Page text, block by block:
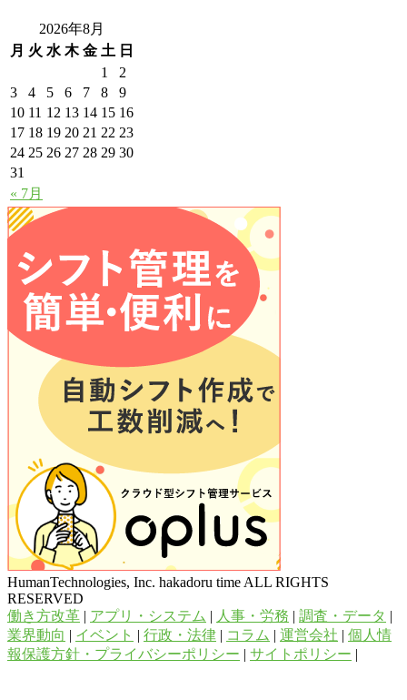
2026年8月
月 火 水 木 金 土 日
« 7月
1
2
3
4 5 6 7 8
9
10 11 12 13 14 15 16
17 18 19 20 21 22 23
24 25 26 27 28 29 30
31
HumanTechnologies, Inc. hakadoru time ALL RIGHTS
RESERVED
働き方改革 | アプリ・システム | 人事・労務 | 調査・データ |
業界動向 | イベント | 行政・法律 | コラム | 運営会社 | 個人情
報保護方針・プライバシーポリシー | サイトポリシー |